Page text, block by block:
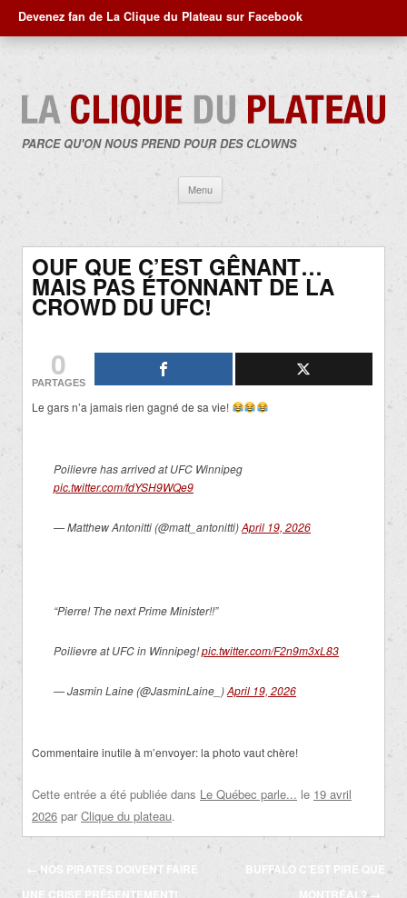
Devenez fan de La Clique du Plateau sur Facebook
PARCE QU'ON NOUS PREND POUR DES CLOWNS
Menu
contenu
OUF QUE C’EST GÊNANT…
MAIS PAS ÉTONNANT DE LA
CROWD DU UFC!
0
PARTAGES
Le gars n’a jamais rien gagné de sa vie!
Poilievre has arrived at UFC Winnipeg
pic.twitter.com/fdYSH9WQe9
— Matthew Antonitti (@matt_antonitti)April 19, 2026
“Pierre! The next Prime Minister!!”
Poilievre at UFC in Winnipeg!pic.twitter.com/F2n9m3xL83
— Jasmin Laine (@JasminLaine_)April 19, 2026
Commentaire inutile à m’envoyer: la photo vaut chère!
Cette entrée a été publiée dans Le Québec parle... le 19 avril
2026 par Clique du plateau.
Navigation
des
← NOS PIRATES DOIVENT FAIRE
UNE CRISE PRÉSENTEMENT!
BUFFALO C’EST PIRE QUE
MONTRÉAL?